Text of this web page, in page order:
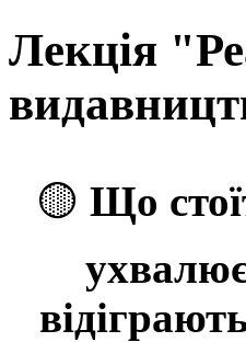
Лекція
🟡 Що